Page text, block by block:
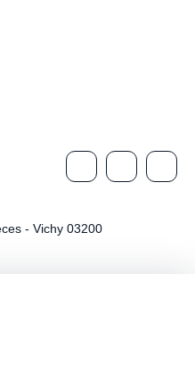
- Vichy 03200